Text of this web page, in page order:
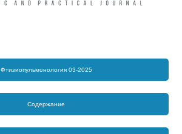
Фтизиопульмонология 03-2025
Содержание